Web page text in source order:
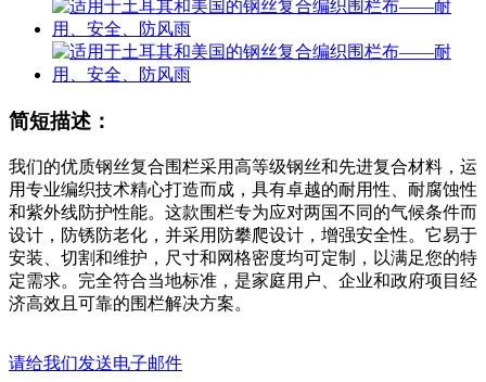
简短描述：
我们的优质钢丝复合围栏采用高等级钢丝和先进复合材料，运
用专业编织技术精心打造而成，具有卓越的耐用性、耐腐蚀性
和紫外线防护性能。这款围栏专为应对两国不同的气候条件而
设计，防锈防老化，并采用防攀爬设计，增强安全性。它易于
安装、切割和维护，尺寸和网格密度均可定制，以满足您的特
定需求。完全符合当地标准，是家庭用户、企业和政府项目经
济高效且可靠的围栏解决方案。
请给我们发送电子邮件